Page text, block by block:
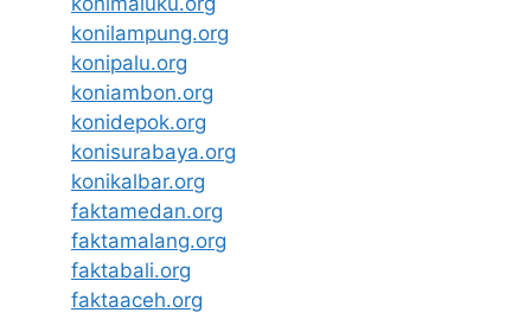
konilampung.org
konipalu.org
koniambon.org
konidepok.org
konisurabaya.org
konikalbar.org
faktamedan.org
faktamalang.org
faktabali.org
faktaaceh.org